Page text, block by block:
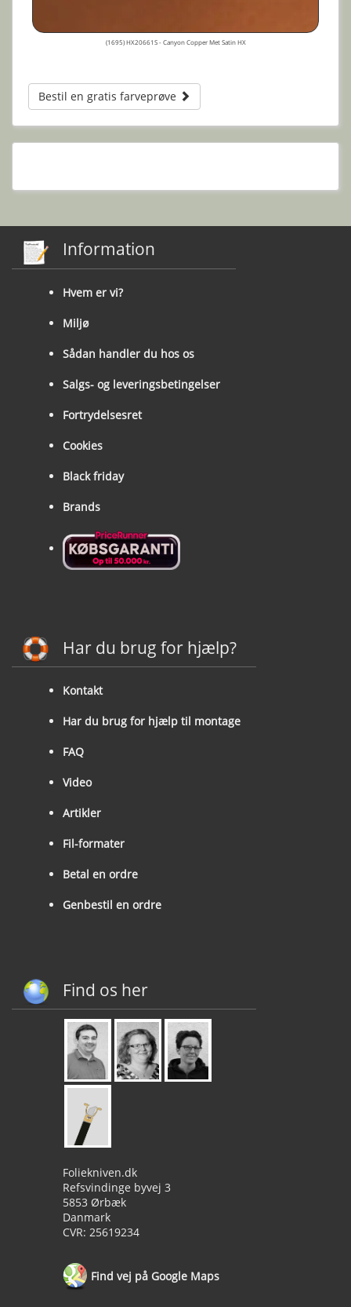
(1695) HX20661S - Canyon Copper Met Satin HX
Bestil en gratis farveprøve
Information
Hvem er vi?
Miljø
Sådan handler du hos os
Salgs- og leveringsbetingelser
Fortrydelsesret
Cookies
Black friday
Brands
Har du brug for hjælp?
Kontakt
Har du brug for hjælp til montage
FAQ
Video
Artikler
Fil-formater
Betal en ordre
Genbestil en ordre
Find os her
Foliekniven.dk
Refsvindinge byvej 3
5853 Ørbæk
Danmark
CVR: 25619234
Find vej på Google Maps